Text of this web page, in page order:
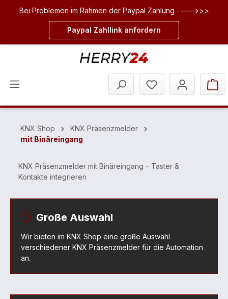
springen
Bei Problemen im Rahmen der Paypal Zahlung ---->>>
Paypal Zahllink anfordern
KNX Shop
KNX Präsenzmelder
mit Binäreingang
KNX Präsenzmelder mit Binäreingang – Taster &
Kontakte integrieren
Große Auswahl
Wir bieten im KNX Shop eine große Auswahl
verschiedener KNX Präsenzmelder für die Automation
an.